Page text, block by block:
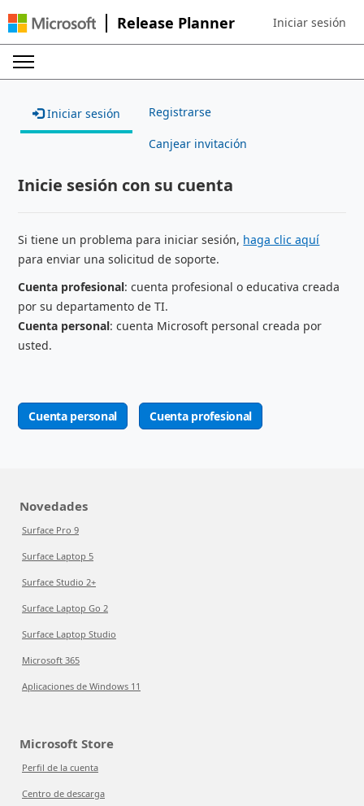
Release Planner Sign in to your
Iniciar sesión
Iniciar sesión Registrarse
Canjear invitación
Inicie sesión con su cuenta
Si tiene un problema para iniciar sesión, haga clic aquí
para enviar una solicitud de soporte.
Cuenta profesional: cuenta profesional o educativa creada
por su departamento de TI.
Cuenta personal: cuenta Microsoft personal creada por
usted.
Cuenta personal Cuenta profesional
Novedades
Surface Pro 9
Surface Laptop 5
Surface Studio 2+
Surface Laptop Go 2
Surface Laptop Studio
Microsoft 365
Aplicaciones de Windows 11
Microsoft Store
Perfil de la cuenta
Centro de descarga